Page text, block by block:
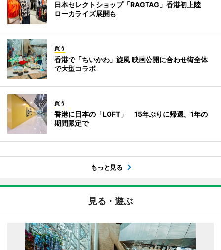
日本セレクトショップ「RAGTAG」香港初上陸
ローカライズ展開も
買う
香港で「ちいかわ」旋風 映画公開に合わせ街全体
で大型コラボ
買う
香港に日本の「LOFT」 15年ぶりに帰還、1年の
期間限定で
もっと見る
見る・遊ぶ